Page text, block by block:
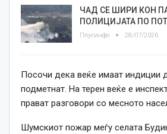
ЧАД СЕ ШИРИ КОН
ПОЛИЦИЈАТА ПО
Плусинфо 28/07/2026
Посочи дека веќе имаат индиции
подметнат. На терен веќе е
прават разговори со месното
Шумскиот пожар меѓу селата